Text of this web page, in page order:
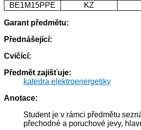
BE1M15PPE
KZ
Garant předmětu:
Přednášející:
Cvičící:
Předmět zajišťuje:
katedra elektroenergetiky
Anotace:
Student je v rámci předmětu
přechodné a poruchové jevy,